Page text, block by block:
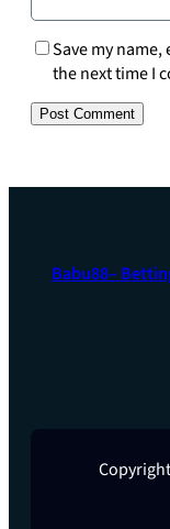
Save my
the next time I
Babu88–